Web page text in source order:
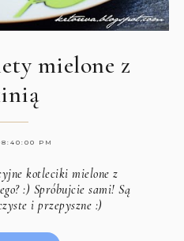
mielone z
PM
kotleciki mielone z
:) Spróbujcie sami! Są
i przepyszne :)